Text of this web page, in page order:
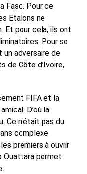
Faso. Pour ce
Etalons ne
Et pour cela, ils ont
Pour se
un adversaire de
de Côte d’Ivoire,
FIFA et la
D’où la
Ce n’était pas du
complexe
premiers à ouvrir
Ouattara permet